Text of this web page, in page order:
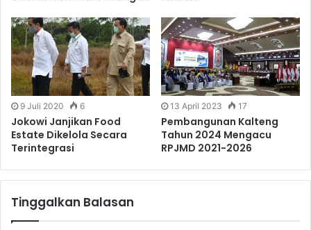
9 Juli 2020 6
Jokowi Janjikan Food
Estate Dikelola Secara
Terintegrasi
13 April 2023 17
Pembangunan Kalteng
Tahun 2024 Mengacu
RPJMD 2021-2026
Tinggalkan Balasan